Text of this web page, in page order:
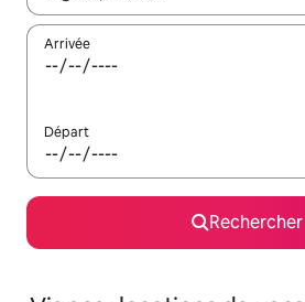
Arrivée
Départ
Rechercher